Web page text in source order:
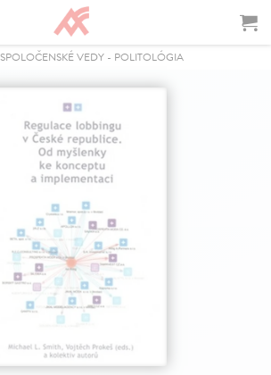
SPOLOČENSKÉ VEDY - POLITOLÓGIA